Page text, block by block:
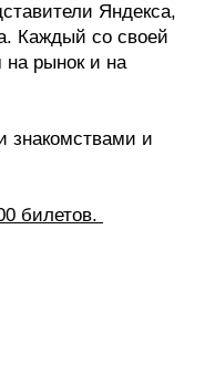
Яндекса,
Каждый со своей
рынок и на
знакомствами и
билетов.